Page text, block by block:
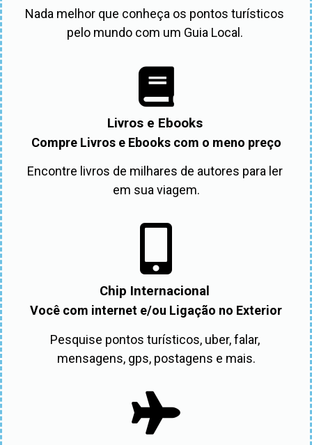
Nada melhor que conheça os pontos turísticos
pelo mundo com um Guia Local.
Livros e Ebooks
Compre Livros e Ebooks com o meno preço
Encontre livros de milhares de autores para ler
em sua viagem.
Chip Internacional
Você com internet e/ou Ligação no Exterior
Pesquise pontos turísticos, uber, falar,
mensagens, gps, postagens e mais.